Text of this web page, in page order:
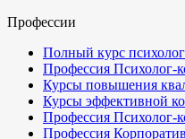
Профессии
Полный курс
Профессия Психолог-
Курсы повышения
Курсы эффективной
Профессия Психолог-
Профессия